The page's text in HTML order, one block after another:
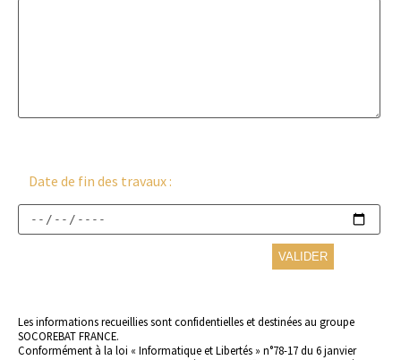
Date de fin des travaux :
Les informations recueillies sont confidentielles et destinées au groupe
SOCOREBAT FRANCE.
Conformément à la loi « Informatique et Libertés » n°78-17 du 6 janvier